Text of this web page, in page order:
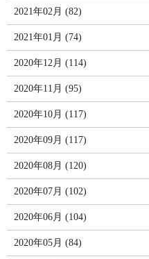
2021年02月 (82)
2021年01月 (74)
2020年12月 (114)
2020年11月 (95)
2020年10月 (117)
2020年09月 (117)
2020年08月 (120)
2020年07月 (102)
2020年06月 (104)
2020年05月 (84)